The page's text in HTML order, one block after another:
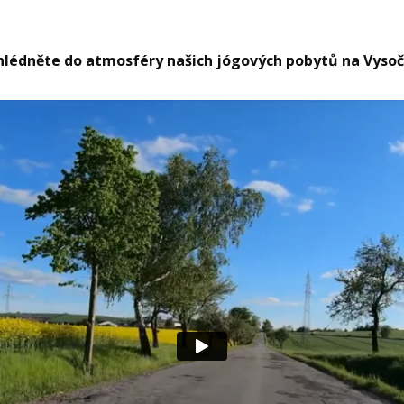
do atmosféry našich jógových pobytů na